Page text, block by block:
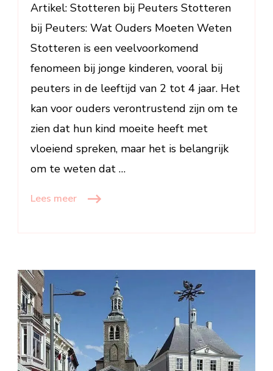
Artikel: Stotteren bij Peuters Stotteren
bij Peuters: Wat Ouders Moeten Weten
Stotteren is een veelvoorkomend
fenomeen bij jonge kinderen, vooral bij
peuters in de leeftijd van 2 tot 4 jaar. Het
kan voor ouders verontrustend zijn om te
zien dat hun kind moeite heeft met
vloeiend spreken, maar het is belangrijk
om te weten dat …
Lees meer